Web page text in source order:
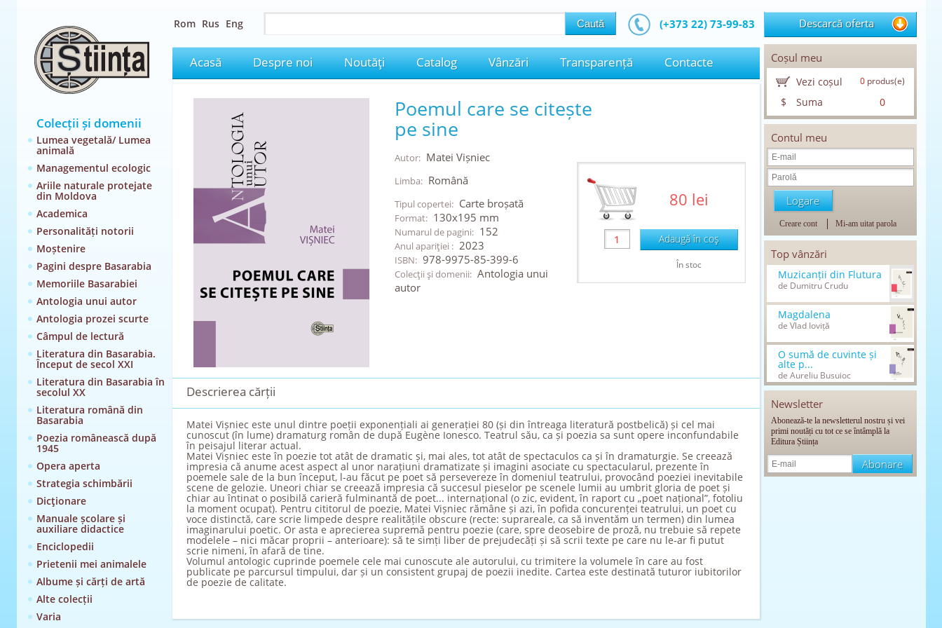
Colecții și domenii
Lumea vegetală/ Lumea
animală
Managementul ecologic
Ariile naturale protejate
din Moldova
Academica
Personalități notorii
Moștenire
Pagini despre Basarabia
Memoriile Basarabiei
Antologia unui autor
Antologia prozei scurte
Câmpul de lectură
Literatura din Basarabia.
Început de secol XXI
Literatura din Basarabia în
secolul XX
Literatura română din
Basarabia
Poezia românească după
1945
Opera aperta
Strategia schimbării
Dicţionare
Manuale școlare și
auxiliare didactice
Enciclopedii
Prietenii mei animalele
Albume și cărți de artă
Alte colecții
Varia
Rom Rus Eng (+373 22) 73-99-83
Acasă Despre noi Noutăţi Catalog Vânzări Transparență Contacte
Poemul care se citește
pe sine
Autor: Matei Vișniec
Limba: Română
Tipul copertei: Carte broșată
Format: 130x195 mm
Numarul de pagini: 152
Anul apariţiei : 2023
ISBN: 978-9975-85-399-6
Colecţii şi domenii: Antologia unui
autor
80 lei
Adaugă în coş
În stoc
Descrierea cărții
Matei Vișniec este unul dintre poeții exponențiali ai generației 80 (și din întreaga literatură postbelică) și cel mai
cunoscut (în lume) dramaturg român de după Eugène Ionesco. Teatrul său, ca și poezia sa sunt opere inconfundabile
în peisajul literar actual.
Matei Vișniec este în poezie tot atât de dramatic și, mai ales, tot atât de spectaculos ca și în dramaturgie. Se creează
impresia că anume acest aspect al unor narațiuni dramatizate și imagini asociate cu spectacularul, prezente în
poemele sale de la bun început, l-au făcut pe poet să persevereze în domeniul teatrului, provocând poeziei inevitabile
scene de gelozie. Uneori chiar se creează impresia că succesul pieselor pe scenele lumii au umbrit gloria de poet și
chiar au întinat o posibilă carieră fulminantă de poet... internațional (o zic, evident, în raport cu „poet național”, fotoliu
la moment ocupat). Pentru cititorul de poezie, Matei Vișniec rămâne și azi, în pofida concurenței teatrului, un poet cu
voce distinctă, care scrie limpede despre realitățile obscure (recte: suprareale, ca să inventăm un termen) din lumea
imaginarului poetic. Or asta e aprecierea supremă pentru poezie (care, spre deosebire de proză, nu trebuie să repete
modelele – nici măcar proprii – anterioare): să te simți liber de prejudecăți și să scrii texte pe care nu le-ar fi putut
scrie nimeni, în afară de tine.
Volumul antologic cuprinde poemele cele mai cunoscute ale autorului, cu trimitere la volumele în care au fost
publicate pe parcursul timpului, dar și un consistent grupaj de poezii inedite. Cartea este destinată tuturor iubitorilor
de poezie de calitate.
Descarcă oferta
Coșul meu
Vezi coșul 0produs(e)
$ Suma 0
Contul meu
Creare cont Mi-am uitat parola
Top vânzări
Muzicanții din Flutura
de Dumitru Crudu
Magdalena
de Vlad Ioviță
O sumă de cuvinte și
alte p...
de Aureliu Busuioc
Newsletter
Abonează-te la newsletterul nostru și vei
primi noutăți cu tot ce se întâmplă la
Editura Știința